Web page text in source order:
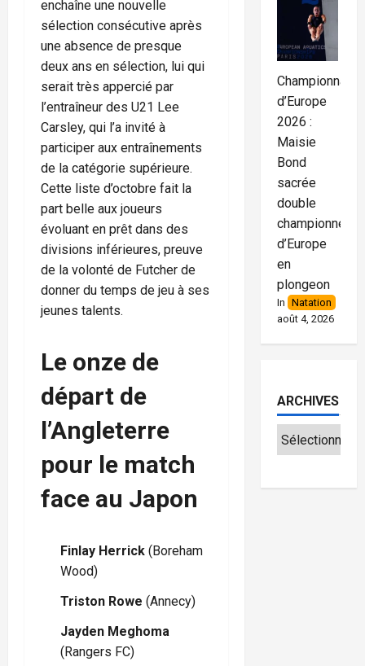
enchaîne une nouvelle
sélection consécutive après
une absence de presque
deux ans en sélection, lui qui
serait très appercié par
l’entraîneur des U21 Lee
Carsley, qui l’a invité à
participer aux entraînements
de la catégorie supérieure.
Cette liste d’octobre fait la
part belle aux joueurs
évoluant en prêt dans des
divisions inférieures, preuve
de la volonté de Futcher de
donner du temps de jeu à ses
jeunes talents.
Le onze de
départ de
l’Angleterre
pour le match
face au Japon
Finlay Herrick (Boreham
Wood)
Triston Rowe (Annecy)
Jayden Meghoma
(Rangers FC)
Championnats
d’Europe
2026 :
Maisie
Bond
sacrée
double
championne
d’Europe
en
plongeon
In Natation
août 4, 2026
ARCHIVES